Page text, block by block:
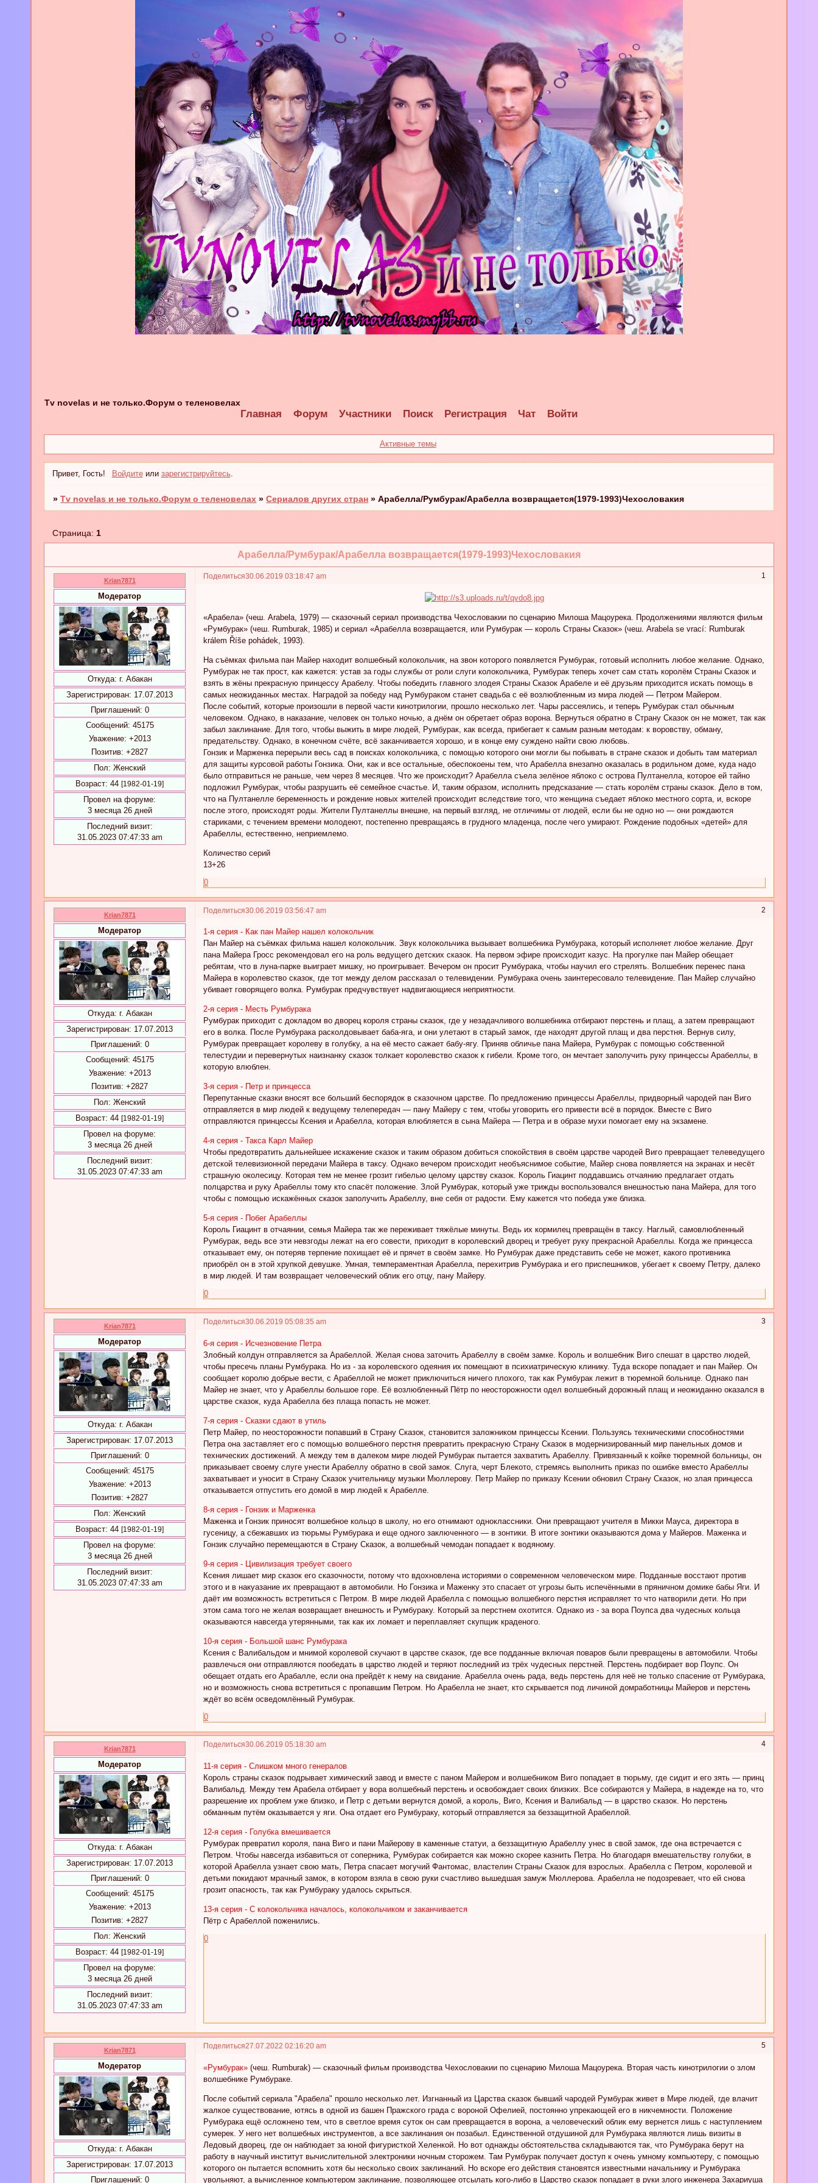
Tv novelas и не только.Форум о теленовелах
Главная Форум Участники Поиск Регистрация Чат Войти
Активные темы
Привет, Гость! Войдитеили зарегистрируйтесь.
»Tv novelas и не только.Форум о теленовелах »Сериалов других стран »Арабелла/Румбурак/Арабелла возвращается(1979-1993)Чехословакия
Арабелла/Румбурак/Арабелла возвращается(1979-1993)Чехословакия
Страница:1
Поделиться 1
30.06.2019 03:18:47 am
Krian7871
Модератор
Откуда: г. Абакан
Зарегистрирован: 17.07.2013
Приглашений: 0
Сообщений: 45175
Уважение: +2013
Позитив: +2827
Пол: Женский
Возраст: 44 [1982-01-19]
Провел на форуме:
3 месяца 26 дней
Последний визит:
31.05.2023 07:47:33 am
«Арабела» (чеш. Arabela, 1979) — сказочный сериал производства Чехословакии по сценарию Милоша Мацоурека. Продолжениями являются фильм
«Румбурак» (чеш. Rumburak, 1985) и сериал «Арабелла возвращается, или Румбурак — король Страны Сказок» (чеш. Arabela se vrací: Rumburak
králem Říše pohádek, 1993).
На съёмках фильма пан Майер находит волшебный колокольчик, на звон которого появляется Румбурак, готовый исполнить любое желание. Однако,
Румбурак не так прост, как кажется: устав за годы службы от роли слуги колокольчика, Румбурак теперь хочет сам стать королём Страны Сказок и
взять в жёны прекрасную принцессу Арабелу. Чтобы победить главного злодея Страны Сказок Арабеле и её друзьям приходится искать помощь в
самых неожиданных местах. Наградой за победу над Румбураком станет свадьба с её возлюбленным из мира людей — Петром Майером.
После событий, которые произошли в первой части кинотрилогии, прошло несколько лет. Чары рассеялись, и теперь Румбурак стал обычным
человеком. Однако, в наказание, человек он только ночью, а днём он обретает образ ворона. Вернуться обратно в Страну Сказок он не может, так как
забыл заклинание. Для того, чтобы выжить в мире людей, Румбурак, как всегда, прибегает к самым разным методам: к воровству, обману,
предательству. Однако, в конечном счёте, всё заканчивается хорошо, и в конце ему суждено найти свою любовь.
Гонзик и Марженка перерыли весь сад в поисках колокольчика, с помощью которого они могли бы побывать в стране сказок и добыть там материал
для защиты курсовой работы Гонзика. Они, как и все остальные, обеспокоены тем, что Арабелла внезапно оказалась в родильном доме, куда надо
было отправиться не раньше, чем через 8 месяцев. Что же происходит? Арабелла съела зелёное яблоко с острова Пултанелла, которое ей тайно
подложил Румбурак, чтобы разрушить её семейное счастье. И, таким образом, исполнить предсказание — стать королём страны сказок. Дело в том,
что на Пултанелле беременность и рождение новых жителей происходит вследствие того, что женщина съедает яблоко местного сорта, и, вскоре
после этого, происходят роды. Жители Пултанеллы внешне, на первый взгляд, не отличимы от людей, если бы не одно но — они рождаются
стариками, с течением времени молодеют, постепенно превращаясь в грудного младенца, после чего умирают. Рождение подобных «детей» для
Арабеллы, естественно, неприемлемо.
Количество серий
13+26
0
Поделиться 2
30.06.2019 03:56:47 am
Krian7871
Модератор
Откуда: г. Абакан
Зарегистрирован: 17.07.2013
Приглашений: 0
Сообщений: 45175
Уважение: +2013
Позитив: +2827
Пол: Женский
Возраст: 44 [1982-01-19]
Провел на форуме:
3 месяца 26 дней
Последний визит:
31.05.2023 07:47:33 am
1-я серия - Как пан Майер нашел колокольчик
Пан Майер на съёмках фильма нашел колокольчик. Звук колокольчика вызывает волшебника Румбурака, который исполняет любое желание. Друг
пана Майера Гросс рекомендовал его на роль ведущего детских сказок. На первом эфире происходит казус. На прогулке пан Майер обещает
ребятам, что в луна-парке выиграет мишку, но проигрывает. Вечером он просит Румбурака, чтобы научил его стрелять. Волшебник перенес пана
Майера в королевство сказок, где тот между делом рассказал о телевидении. Румбурака очень заинтересовало телевидение. Пан Майер случайно
убивает говорящего волка. Румбурак предчувствует надвигающиеся неприятности.
2-я серия - Месть Румбурака
Румбурак приходит с докладом во дворец короля страны сказок, где у незадачливого волшебника отбирают перстень и плащ, а затем превращают
его в волка. После Румбурака расколдовывает баба-яга, и они улетают в старый замок, где находят другой плащ и два перстня. Вернув силу,
Румбурак превращает королеву в голубку, а на её место сажает бабу-ягу. Приняв обличье пана Майера, Румбурак с помощью собственной
телестудии и перевернутых наизнанку сказок толкает королевство сказок к гибели. Кроме того, он мечтает заполучить руку принцессы Арабеллы, в
которую влюблен.
3-я серия - Петр и принцесса
Перепутанные сказки вносят все больший беспорядок в сказочном царстве. По предложению принцессы Арабеллы, придворный чародей пан Виго
отправляется в мир людей к ведущему телепередач — пану Майеру с тем, чтобы уговорить его привести всё в порядок. Вместе с Виго
отправляются принцессы Ксения и Арабелла, которая влюбляется в сына Майера — Петра и в образе мухи помогает ему на экзамене.
4-я серия - Такса Карл Майер
Чтобы предотвратить дальнейшее искажение сказок и таким образом добиться спокойствия в своём царстве чародей Виго превращает телеведущего
детской телевизионной передачи Майера в таксу. Однако вечером происходит необъяснимое событие, Майер снова появляется на экранах и несёт
страшную околесицу. Которая тем не менее грозит гибелью целому царству сказок. Король Гиацинт поддавшись отчаянию предлагает отдать
полцарства и руку Арабеллы тому кто спасёт положение. Злой Румбурак, который уже трижды воспользовался внешностью пана Майера, для того
чтобы с помощью искажённых сказок заполучить Арабеллу, вне себя от радости. Ему кажется что победа уже близка.
5-я серия - Побег Арабеллы
Король Гиацинт в отчаянии, семья Майера так же переживает тяжёлые минуты. Ведь их кормилец превращён в таксу. Наглый, самовлюбленный
Румбурак, ведь все эти невзгоды лежат на его совести, приходит в королевский дворец и требует руку прекрасной Арабеллы. Когда же принцесса
отказывает ему, он потеряв терпение похищает её и прячет в своём замке. Но Румбурак даже представить себе не может, какого противника
приобрёл он в этой хрупкой девушке. Умная, темпераментная Арабелла, перехитрив Румбурака и его приспешников, убегает к своему Петру, далеко
в мир людей. И там возвращает человеческий облик его отцу, пану Майеру.
0
Поделиться 3
30.06.2019 05:08:35 am
Krian7871
Модератор
Откуда: г. Абакан
Зарегистрирован: 17.07.2013
Приглашений: 0
Сообщений: 45175
Уважение: +2013
Позитив: +2827
Пол: Женский
Возраст: 44 [1982-01-19]
Провел на форуме:
3 месяца 26 дней
Последний визит:
31.05.2023 07:47:33 am
6-я серия - Исчезновение Петра
Злобный колдун отправляется за Арабеллой. Желая снова заточить Арабеллу в своём замке. Король и волшебник Виго спешат в царство людей,
чтобы пресечь планы Румбурака. Но из - за королевского одеяния их помещают в психиатрическую клинику. Туда вскоре попадает и пан Майер. Он
сообщает королю добрые вести, с Арабеллой не может приключиться ничего плохого, так как Румбурак лежит в тюремной больнице. Однако пан
Майер не знает, что у Арабеллы большое горе. Её возлюбленный Пётр по неосторожности одел волшебный дорожный плащ и неожиданно оказался в
царстве сказок, куда Арабелла без плаща попасть не может.
7-я серия - Сказки сдают в утиль
Петр Майер, по неосторожности попавший в Страну Сказок, становится заложником принцессы Ксении. Пользуясь техническими способностями
Петра она заставляет его с помощью волшебного перстня превратить прекрасную Страну Сказок в модернизированный мир панельных домов и
технических достижений. А между тем в далеком мире людей Румбурак пытается захватить Арабеллу. Привязанный к койке тюремной больницы, он
приказывает своему слуге унести Арабеллу обратно в свой замок. Слуга, черт Блекото, стремясь выполнить приказ по ошибке вместо Арабеллы
захватывает и уносит в Страну Сказок учительницу музыки Мюллерову. Петр Майер по приказу Ксении обновил Страну Сказок, но злая принцесса
отказывается отпустить его домой в мир людей к Арабелле.
8-я серия - Гонзик и Марженка
Маженка и Гонзик приносят волшебное кольцо в школу, но его отнимают одноклассники. Они превращают учителя в Микки Мауса, директора в
гусеницу, а сбежавших из тюрьмы Румбурака и еще одного заключенного — в зонтики. В итоге зонтики оказываются дома у Майеров. Маженка и
Гонзик случайно перемещаются в Страну Сказок, а волшебный чемодан попадает к водяному.
9-я серия - Цивилизация требует своего
Ксения лишает мир сказок его сказочности, потому что вдохновлена историями о современном человеческом мире. Подданные восстают против
этого и в накуазание их превращают в автомобили. Но Гонзика и Маженку это спасает от угрозы быть испечёнными в пряничном домике бабы Яги. И
даёт им возможность встретиться с Петром. В мире людей Арабелла с помощью волшебного перстня исправляет то что натворили дети. Но при
этом сама того не желая возвращает внешность и Румбураку. Который за перстнем охотится. Однако из - за вора Поупса два чудесных кольца
оказываются навсегда утерянными, так как их ломает и переплавляет скупщик краденого.
10-я серия - Большой шанс Румбурака
Ксения с Валибальдом и мнимой королевой скучают в царстве сказок, где все подданные включая поваров были превращены в автомобили. Чтобы
развлечься они отправляются пообедать в царство людей и теряют последний из трёх чудесных перстней. Перстень подбирает вор Поупс. Он
обещает отдать его Арабалле, если она прейдёт к нему на свидание. Арабелла очень рада, ведь перстень для неё не только спасение от Румбурака,
но и возможность снова встретиться с пропавшим Петром. Но Арабелла не знает, кто скрывается под личиной домработницы Майеров и перстень
ждёт во всём осведомлённый Румбурак.
0
Поделиться 4
30.06.2019 05:18:30 am
Krian7871
Модератор
Откуда: г. Абакан
Зарегистрирован: 17.07.2013
Приглашений: 0
Сообщений: 45175
Уважение: +2013
Позитив: +2827
Пол: Женский
Возраст: 44 [1982-01-19]
Провел на форуме:
3 месяца 26 дней
Последний визит:
31.05.2023 07:47:33 am
11-я серия - Слишком много генералов
Король страны сказок подрывает химический завод и вместе с паном Майером и волшебником Виго попадает в тюрьму, где сидит и его зять — принц
Валибальд. Между тем Арабела отбирает у вора волшебный перстень и освобождает своих близких. Все собираются у Майера, в надежде на то, что
разрешение их проблем уже близко, и Петр с детьми вернутся домой, а король, Виго, Ксения и Валибальд — в царство сказок. Но перстень
обманным путём оказывается у яги. Она отдает его Румбураку, который отправляется за беззащитной Арабеллой.
12-я серия - Голубка вмешивается
Румбурак превратил короля, пана Виго и пани Майерову в каменные статуи, а беззащитную Арабеллу унес в свой замок, где она встречается с
Петром. Чтобы навсегда избавиться от соперника, Румбурак собирается как можно скорее казнить Петра. Но благодаря вмешательству голубки, в
которой Арабелла узнает свою мать, Петра спасает могучий Фантомас, властелин Страны Сказок для взрослых. Арабелла с Петром, королевой и
детьми покидают мрачный замок, в котором взяла в свою руки счастливо вышедшая замуж Мюллерова. Арабелла не подозревает, что ей снова
грозит опасность, так как Румбураку удалось скрыться.
13-я серия - C колокольчика началось, колокольчиком и заканчивается
Пётр с Арабеллой поженились.
0
Поделиться 5
27.07.2022 02:16:20 am
Krian7871
Модератор
Откуда: г. Абакан
Зарегистрирован: 17.07.2013
Приглашений: 0
«Румбурак» (чеш. Rumburak) — сказочный фильм производства Чехословакии по сценарию Милоша Мацоурека. Вторая часть кинотрилогии о злом
волшебнике Румбураке.
После событий сериала "Арабела" прошло несколько лет. Изгнанный из Царства сказок бывший чародей Румбурак живет в Мире людей, где влачит
жалкое существование, ютясь в одной из башен Пражского града с вороной Офелией, постоянно упрекающей его в никчемности. Положение
Румбурака ещё осложнено тем, что в светлое время суток он сам превращается в ворона, а человеческий облик ему вернется лишь с наступлением
сумерек. У него нет волшебных инструментов, а все заклинания он позабыл. Единственной отдушиной для Румбурака являются лишь визиты в
Ледовый дворец, где он наблюдает за юной фигуристкой Хеленкой. Но вот однажды обстоятельства складываются так, что Румбурака берут на
работу в научный институт вычислительной электроники ночным сторожем. Там Румбурак получает доступ к очень умному компьютеру, с помощью
которого он пытается вспомнить хотя бы несколько своих заклинаний. Но вскоре его действия становятся известными начальнику и Румбурака
увольняют, а вычисленное компьютером заклинание, позволяющее отсылать кого-либо в Царство сказок попадает в руки злого инженера Захариуша